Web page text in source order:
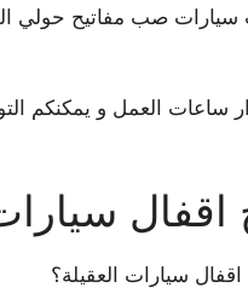
العمل و يمكنكم
اقفال
سيارات العقيلة؟